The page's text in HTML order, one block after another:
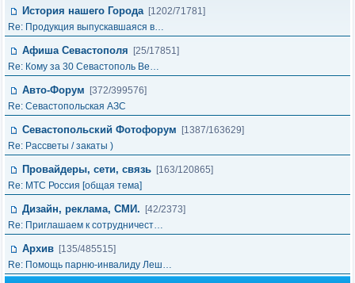
История нашего Города [1202/71781]
Re: Продукция выпускавшаяся в…
Афиша Севастополя
[25/17851]
Re: Кому за 30 Севастополь Ве…
Авто-Форум
[372/399576]
Re: Севастопольская АЗС
Севастопольский Фотофорум
[1387/163629]
Re: Рассветы / закаты )
Провайдеры, сети, связь [163/120865]
Re: МТС Россия [общая тема]
Дизайн, реклама, СМИ.
[42/2373]
Re: Приглашаем к сотрудничест…
Архив [135/485515]
Re: Помощь парню-инвалиду Леш…